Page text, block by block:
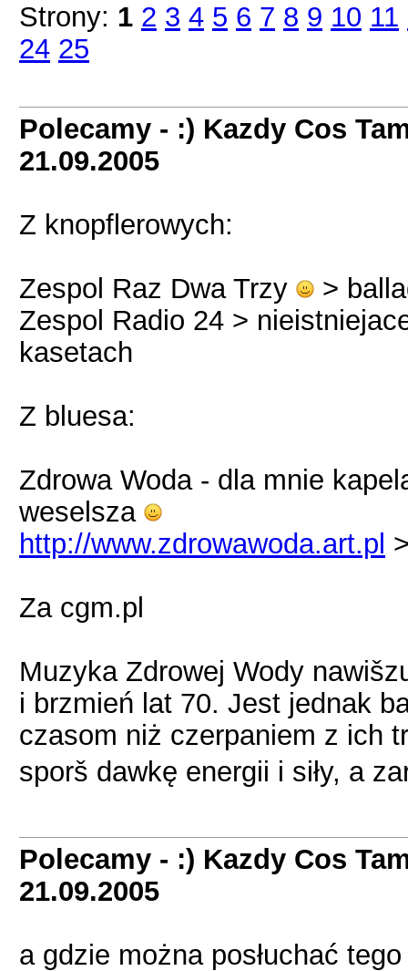
Strony: 1 2 3 4 5 6 7 8 9 10 11
24 25
Polecamy - :) Kazdy Cos
21.09.2005
Z knopflerowych:
Zespol Raz Dwa Trzy
>
Zespol Radio 24 >
kasetach
Z bluesa:
Zdrowa Woda - dla mnie
weselsza
http://www.zdrowawoda.art.pl
Za cgm.pl
Muzyka Zdrowej Wody
i brzmień lat 70. Jest jednak
czasom niż czerpaniem z ich
sporš dawkę energii i siły, a
Polecamy - :) Kazdy Cos
21.09.2005
a gdzie można posłuchać